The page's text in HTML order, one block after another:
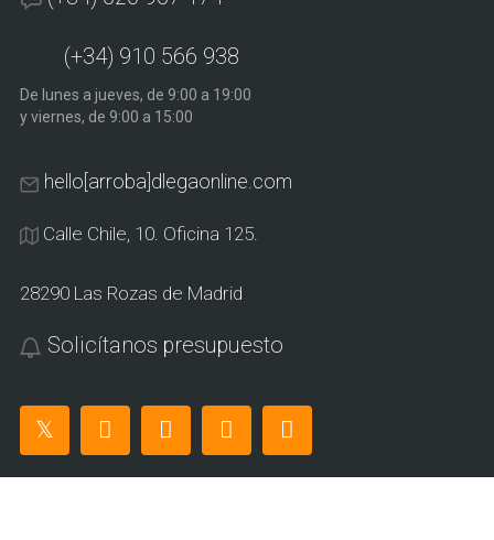
(+34) 910 566 938
De lunes a jueves, de 9:00 a 19:00
y viernes, de 9:00 a 15:00
hello[arroba]dlegaonline.com
Calle Chile, 10. Oficina 125.
28290 Las Rozas de Madrid
Solicítanos presupuesto